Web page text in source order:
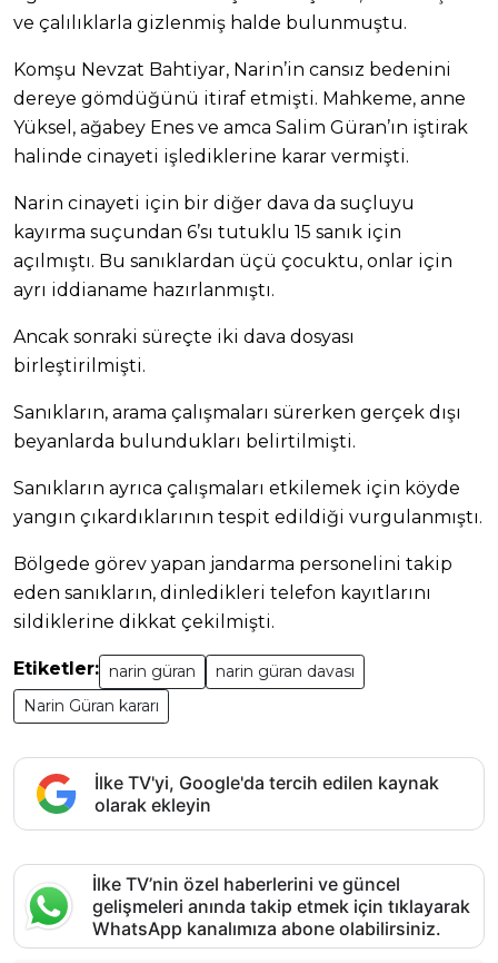
ve çalılıklarla gizlenmiş halde bulunmuştu.
Komşu Nevzat Bahtiyar, Narin’in cansız bedenini
dereye gömdüğünü itiraf etmişti. Mahkeme, anne
Yüksel, ağabey Enes ve amca Salim Güran’ın iştirak
halinde cinayeti işlediklerine karar vermişti.
Narin cinayeti için bir diğer dava da suçluyu
kayırma suçundan 6’sı tutuklu 15 sanık için
açılmıştı. Bu sanıklardan üçü çocuktu, onlar için
ayrı iddianame hazırlanmıştı.
Ancak sonraki süreçte iki dava dosyası
birleştirilmişti.
Sanıkların, arama çalışmaları sürerken gerçek dışı
beyanlarda bulundukları belirtilmişti.
Sanıkların ayrıca çalışmaları etkilemek için köyde
yangın çıkardıklarının tespit edildiği vurgulanmıştı.
Bölgede görev yapan jandarma personelini takip
eden sanıkların, dinledikleri telefon kayıtlarını
sildiklerine dikkat çekilmişti.
Etiketler: narin güran
narin güran davası
Narin Güran kararı
İlke TV'yi, Google'da tercih edilen kaynak
olarak ekleyin
İlke TV’nin özel haberlerini ve güncel
gelişmeleri anında takip etmek için tıklayarak
WhatsApp kanalımıza abone olabilirsiniz.